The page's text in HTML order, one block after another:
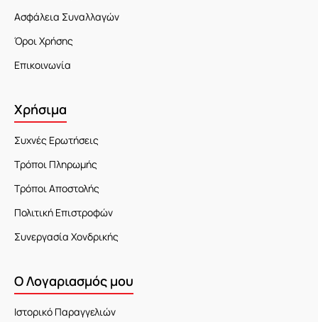
Ασφάλεια Συναλλαγών
Όροι Χρήσης
Επικοινωνία
Χρήσιμα
Συχνές Ερωτήσεις
Τρόποι Πληρωμής
Τρόποι Αποστολής
Πολιτική Επιστροφών
Συνεργασία Χονδρικής
Ο Λογαριασμός μου
Ιστορικό Παραγγελιών